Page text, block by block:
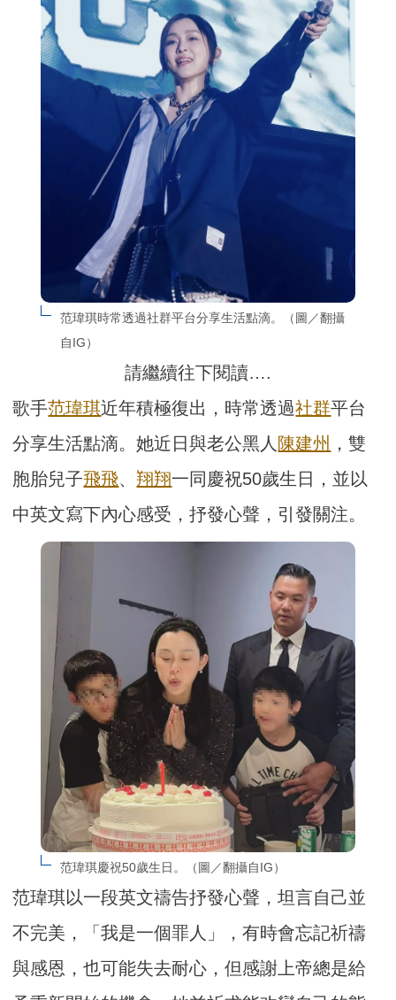
范瑋琪時常透過社群平台分享生活點滴。（圖／翻攝
自IG）
請繼續往下閱讀….
歌手范瑋琪近年積極復出，時常透過社群平台
分享生活點滴。她近日與老公黑人 陳建州 ，雙
胞胎兒子飛飛、翔翔一同慶祝50歲生日，並以
中英文寫下內心感受，抒發心聲，引發關注。
范瑋琪慶祝50歲生日。（圖／翻攝自IG）
范瑋琪以一段英文禱告抒發心聲，坦言自己並
不完美，「我是一個罪人」，有時會忘記祈禱
與感恩，也可能失去耐心，但感謝上帝總是給